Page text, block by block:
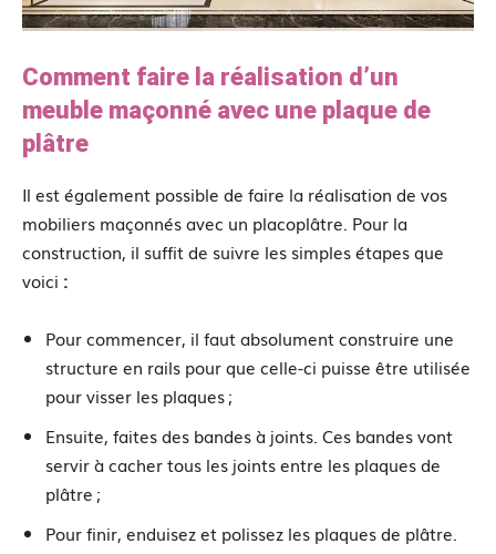
Comment faire la réalisation d’un
meuble maçonné avec une plaque de
plâtre
Il est également possible de faire la réalisation de vos
mobiliers maçonnés avec un placoplâtre. Pour la
construction, il suffit de suivre les simples étapes que
voici :
Pour commencer, il faut absolument construire une
structure en rails pour que celle-ci puisse être utilisée
pour visser les plaques ;
Ensuite, faites des bandes à joints. Ces bandes vont
servir à cacher tous les joints entre les plaques de
plâtre ;
Pour finir, enduisez et polissez les plaques de plâtre.